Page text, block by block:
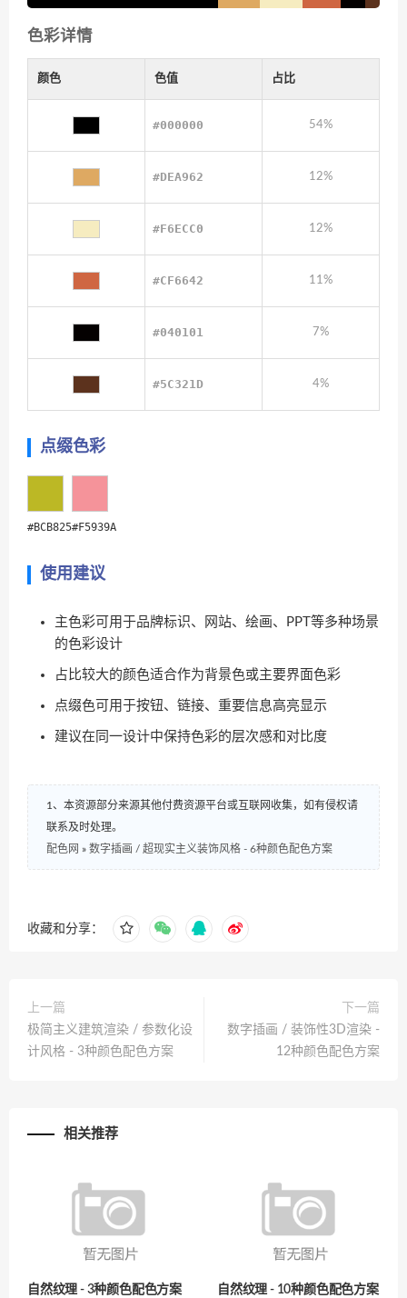
色彩详情
颜色 色值 占比
#000000 54%
#DEA962 12%
#F6ECC0 12%
#CF6642 11%
#040101 7%
#5C321D 4%
点缀色彩
#BCB825#F5939A
使用建议
主色彩可用于品牌标识、网站、绘画、PPT等多种场景
的色彩设计
占比较大的颜色适合作为背景色或主要界面色彩
点缀色可用于按钮、链接、重要信息高亮显示
建议在同一设计中保持色彩的层次感和对比度
1、本资源部分来源其他付费资源平台或互联网收集，如有侵权请
联系及时处理。
配色网 » 数字插画 / 超现实主义装饰风格 - 6种颜色配色方案
收藏和分享：
上一篇
极简主义建筑渲染 / 参数化设
计风格 - 3种颜色配色方案
下一篇
数字插画 / 装饰性3D渲染 -
12种颜色配色方案
相关推荐
自然纹理 - 3种颜色配色方案 自然纹理 - 10种颜色配色方案